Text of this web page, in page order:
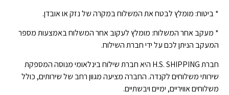
* ביטוח: מומלץ לבטח את המשלוח במקרה של נזק או אובדן.
* מעקב אחר המשלוח: מומלץ לעקוב אחר המשלוח באמצעות מספר
המעקב הניתן לכם על ידי חברת השילוח.
חברת H.S. SHIPPING היא חברת שילוח בינלאומי מנוסה המספקת
שירותי משלוחים לקנדה. החברה מציעה מגוון רחב של שירותים, כולל
משלוחים אוויריים, ימיים ויבשתיים.